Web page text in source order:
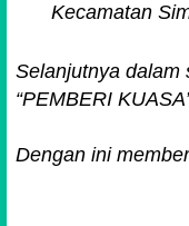
Kecamatan
Selanjutnya dalam
“PEMBERI
Dengan ini